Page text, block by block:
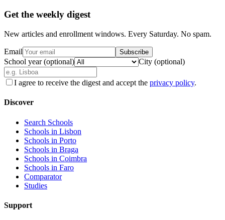
Get the weekly digest
New articles and enrollment windows. Every Saturday. No spam.
Email Subscribe
School year (optional) City (optional)
I agree to receive the digest and accept the privacy policy.
Discover
Search Schools
Schools in Lisbon
Schools in Porto
Schools in Braga
Schools in Coimbra
Schools in Faro
Comparator
Studies
Support